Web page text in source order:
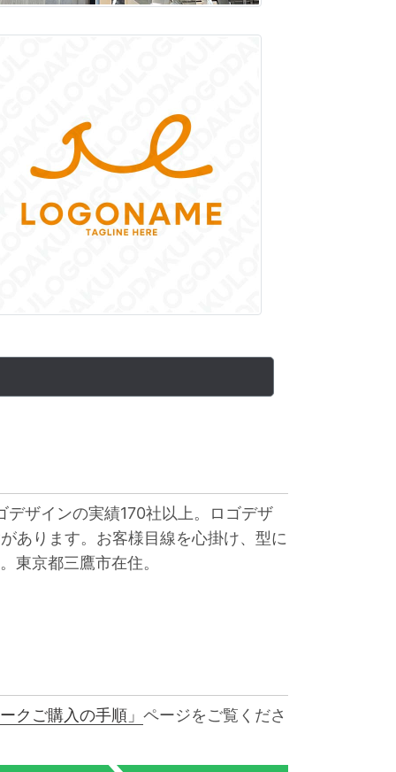
ザインの実績170社以上。ロゴデザ
あります。お客様目線を心掛け、型に
東京都三鷹市在住。
クご購入の手順」 ページをご覧くださ